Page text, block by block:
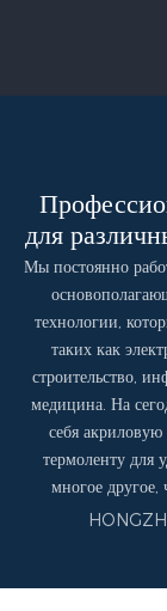
для
Мы постоянно
технологии,
таких как
строительство,
медицина. На
себя
термоленту для
многое другое,